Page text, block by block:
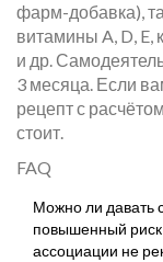
фарм-добавка),
витамины A, D, E,
и др.
3 месяца. Если
рецепт с
стоит.
FAQ
Можно ли давать
повышенный риск
ассоциации не